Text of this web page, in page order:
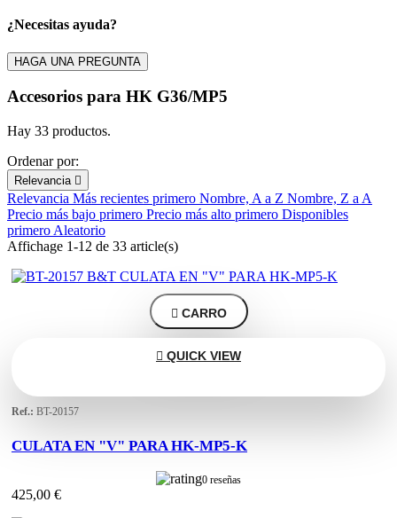
Clear
Marca
€
En stock
En stock
View products33
¿Necesitas ayuda?
HAGA UNA PREGUNTA
Accesorios para HK G36/MP5
Hay 33 productos.
Ordenar por:
Relevancia 
Relevancia Más recientes primero Nombre, A a Z Nombre, Z a A
Precio más bajo primero Precio más alto primero Disponibles
primero Aleatorio
Affichage 1-12 de 33 article(s)
 CARRO
 QUICK VIEW
Ref.: BT-20157
CULATA EN "V" PARA HK-MP5-K
0 reseñas
425,00 €